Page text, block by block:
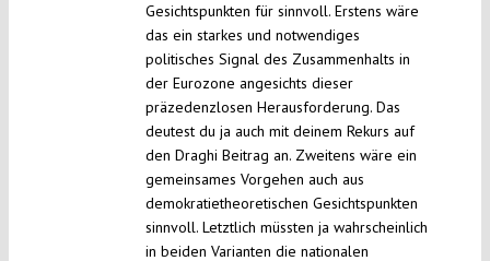
Gesichtspunkten für sinnvoll. Erstens wäre
das ein starkes und notwendiges
politisches Signal des Zusammenhalts in
der Eurozone angesichts dieser
präzedenzlosen Herausforderung. Das
deutest du ja auch mit deinem Rekurs auf
den Draghi Beitrag an. Zweitens wäre ein
gemeinsames Vorgehen auch aus
demokratietheoretischen Gesichtspunkten
sinnvoll. Letztlich müssten ja wahrscheinlich
in beiden Varianten die nationalen